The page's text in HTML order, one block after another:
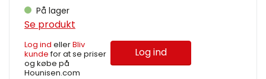
På lager
Se produkt
Log ind ellerBliv
kundefor at se priser
og købe på
Hounisen.com
Log ind